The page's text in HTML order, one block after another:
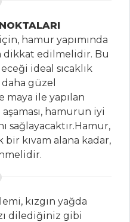
hamur yapımında
dikkat edilmelidir. Bu
ideal sıcaklık
güzel
maya ile yapılan
hamurun iyi
sağlayacaktır.Hamur,
bir kıvam alana kadar,
kızgın yağda
dilediğiniz gibi